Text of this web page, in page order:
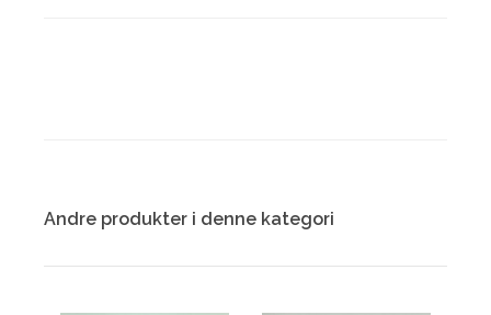
Andre produkter i denne kategori